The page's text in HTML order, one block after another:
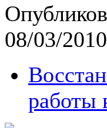
08/03/2010
работы